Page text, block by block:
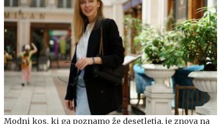
Modni kos, ki ga poznamo že desetletja, je znova na